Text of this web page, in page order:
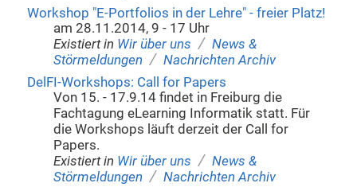
Workshop "E-Portfolios in der Lehre" - freier Platz!
am 28.11.2014, 9 - 17 Uhr
Existiert in Wir über uns / News &
Störmeldungen / Nachrichten Archiv
DelFI-Workshops: Call for Papers
Von 15. - 17.9.14 findet in Freiburg die
Fachtagung eLearning Informatik statt. Für
die Workshops läuft derzeit der Call for
Papers.
Existiert in Wir über uns / News &
Störmeldungen / Nachrichten Archiv